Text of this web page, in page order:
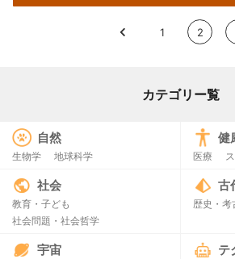
< 1 2
カテゴリー覧
自然
生物学 地球科学
健
医療
社会
教育・子ども
社会問題・社会哲学
古
歴史・考
宇宙 テ